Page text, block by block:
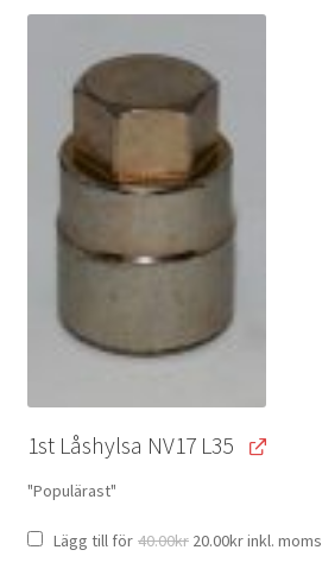
1st Låshylsa NV17 L35
"Populärast"
Lägg till för 40.00kr Original
price
20.00krCurrent
price
inkl. moms